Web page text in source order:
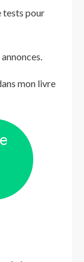
tests pour
mon livre